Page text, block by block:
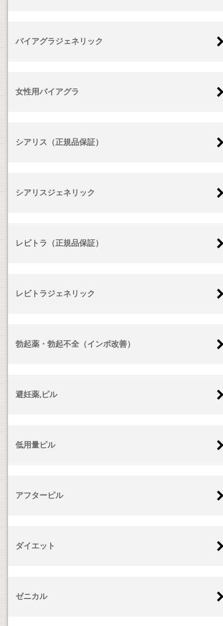
バイアグラジェネリック
女性用バイアグラ
シアリス（正規品保証）
シアリスジェネリック
レビトラ（正規品保証）
レビトラジェネリック
勃起薬・勃起不全（インポ改善）
避妊薬,ピル
低用量ピル
アフターピル
ダイエット
ゼニカル